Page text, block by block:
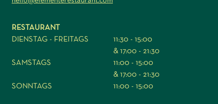
RESTAURANT
DIENSTAG - FREITAGS
11:30 - 15:00
& 17:00 - 21:30
SAMSTAGS
11:00 - 15:00
& 17:00 - 21:30
SONNTAGS
11:00 - 15:00